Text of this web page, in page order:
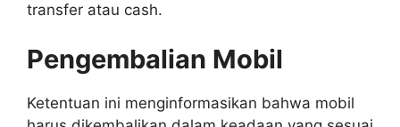
transfer atau cash.
Pengembalian Mobil
Ketentuan ini menginformasikan bahwa mobil